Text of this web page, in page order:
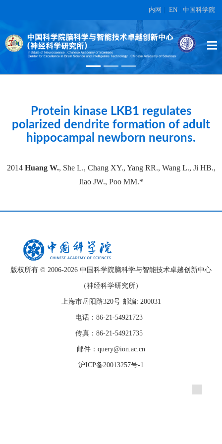
内网 EN 中国科学院
High-dimensional topographic
organization of visual features in the
primate temporal lobe.
在另外数据表中
Protein kinase LKB1 regulates
polarized dendrite formation of adult
hippocampal newborn neurons.
2014 Huang W., She L., Chang XY., Yang RR., Wang L., Ji HB.,
Jiao JW., Poo MM.*
版权所有 © 2006-2026 中国科学院脑科学与智能技术卓越创新中心
（神经科学研究所）
上海市岳阳路320号 邮编: 200031
电话：86-21-54921723
传真：86-21-54921735
邮件：query@ion.ac.cn
沪ICP备20013257号-1